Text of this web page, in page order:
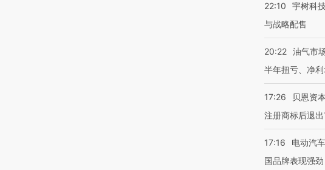
22:10
宇树科
与战略配售
20:22 油气市
半年扭亏、净
17:26
贝恩资
注册商标后退
17:16
电动汽
国品牌表现强